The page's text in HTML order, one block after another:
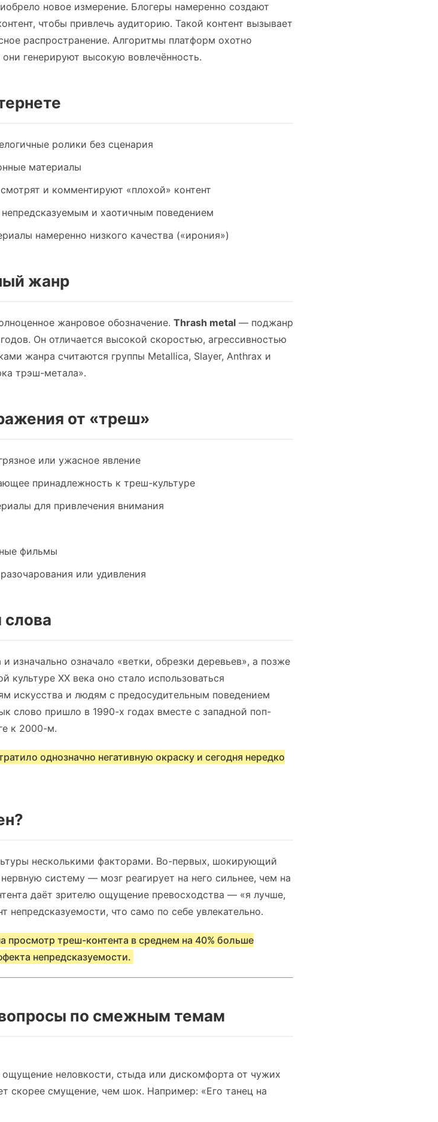
новое измерение. Блогеры намеренно создают
чтобы привлечь аудиторию. Такой контент вызывает
распространение. Алгоритмы платформ охотно
генерируют высокую вовлечённость.
ролики без сценария
материалы
и комментируют «плохой» контент
и хаотичным поведением
намеренно низкого качества («ирония»)
жанр
жанровое обозначение. Thrash metal — поджанр
Он отличается высокой скоростью, агрессивностью
жанра считаются группы Metallica, Slayer, Anthrax и
трэш-метала».
от «треш»
или ужасное явление
принадлежность к треш-культуре
для привлечения внимания
фильмы
или удивления
слова
изначально означало «ветки, обрезки деревьев», а позже
XX века оно стало использоваться
искусства и людям с предосудительным поведением
слово пришло в 1990-х годах вместе с западной поп-
к 2000-м.
однозначно негативную окраску и сегодня нередко
несколькими факторами. Во-первых, шокирующий
систему — мозг реагирует на него сильнее, чем на
даёт зрителю ощущение превосходства — «я лучше,
непредсказуемости, что само по себе увлекательно.
просмотр треш-контента в среднем на 40% больше
непредсказуемости.
вопросы по смежным темам
неловкости, стыда или дискомфорта от чужих
скорее смущение, чем шок. Например: «Его танец на